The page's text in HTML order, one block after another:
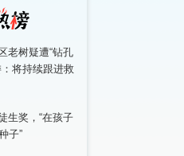
老树疑遭“钻孔
将持续跟进救
生奖，“在孩子
子”